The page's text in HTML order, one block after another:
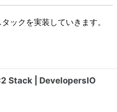
ックを実装していきます。